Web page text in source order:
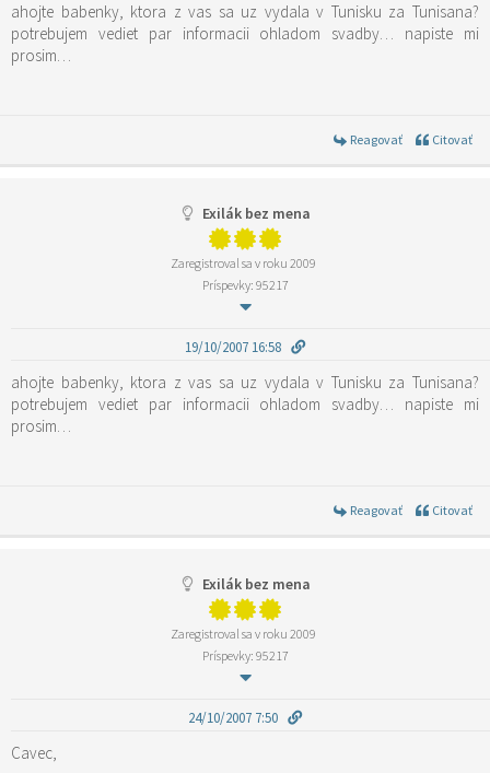
ahojte babenky, ktora z vas sa uz vydala v Tunisku za Tunisana?
potrebujem vediet par informacii ohladom svadby… napiste mi
prosim…
Reagovať Citovať
Exilák bez mena
Zaregistroval sa v roku 2009
Príspevky: 95217
19/10/2007 16:58
ahojte babenky, ktora z vas sa uz vydala v Tunisku za Tunisana?
potrebujem vediet par informacii ohladom svadby… napiste mi
prosim…
Reagovať Citovať
Exilák bez mena
Zaregistroval sa v roku 2009
Príspevky: 95217
24/10/2007 7:50
Cavec,